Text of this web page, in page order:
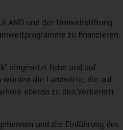
und der Umweltstiftung
zu finanzieren,
eingesetzt habe und auf
würden die Landwirte, die auf
ebenso zu den Verlierern
und die Einführung des